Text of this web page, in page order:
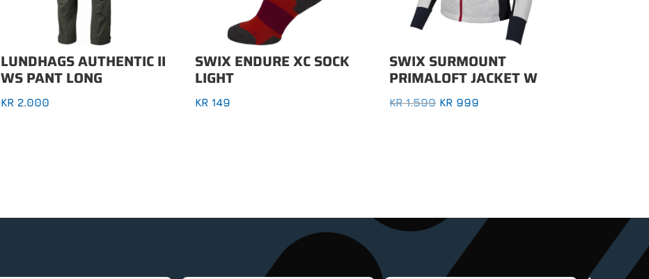
LUNDHAGS AUTHENTIC II
WS PANT LONG
KR 2.000
SWIX ENDURE XC SOCK
LIGHT
KR 149
SWIX SURMOUNT
PRIMALOFT JACKET W
KR1.599 OPPRINNELIG
KR 999